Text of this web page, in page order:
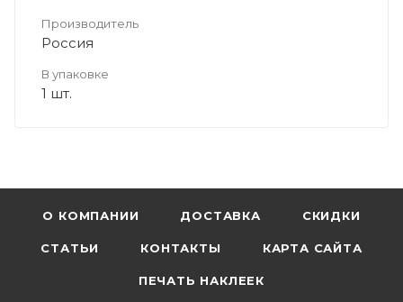
Производитель
Россия
В упаковке
1 шт.
О КОМПАНИИ ДОСТАВКА СКИДКИ
СТАТЬИ КОНТАКТЫ КАРТА САЙТА
ПЕЧАТЬ НАКЛЕЕК